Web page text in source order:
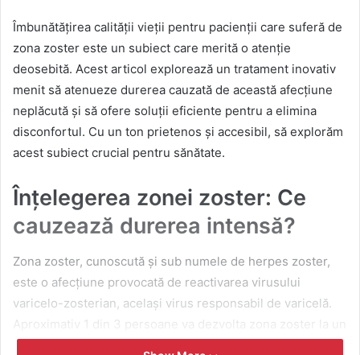
Îmbunătățirea calității vieții pentru pacienții care suferă de
zona zoster este un subiect care merită o atenție
deosebită. Acest articol explorează un tratament inovativ
menit să atenueze durerea cauzată de această afecțiune
neplăcută și să ofere soluții eficiente pentru a elimina
disconfortul. Cu un ton prietenos și accesibil, să explorăm
acest subiect crucial pentru sănătate.
Înțelegerea zonei zoster: Ce
cauzează durerea intensă?
Zona zoster, cunoscută și sub numele de herpes zoster,
este o afecțiune provocată de reactivarea virusului
varicelo-zosterian, același virus responsabil de varicelă.
Aproximativ 1 din 3 persoane va dezvolta zona zoster la un
moment dat în viață, iar riscul crește odată cu vârsta,